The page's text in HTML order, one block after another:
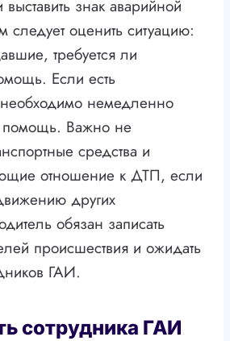
знак аварийной
следует оценить ситуацию:
требуется ли
Если есть
немедленно
помощь. Важно не
средства и
отношение к ДТП, если
других
обязан записать
происшествия и ожидать
ГАИ.
сотрудника ГАИ